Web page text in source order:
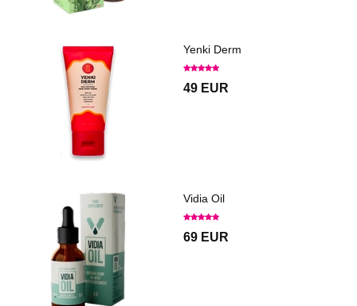
Yenki Derm
49 EUR
Vidia Oil
69 EUR